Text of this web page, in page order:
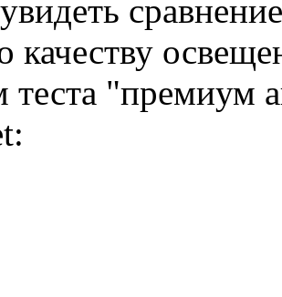
качеству
теста "премиум